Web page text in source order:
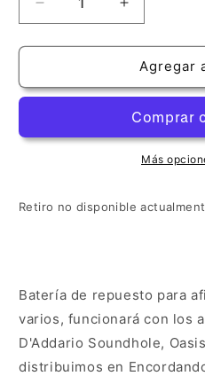
Reducir
cantidad
para
CR2032
Aumentar
cantidad
para
Batería
CR2032
Agregar
Más
Retiro no disponible
Batería de repuesto para
varios, funcionará con los
D'Addario Soundhole,
distribuimos en